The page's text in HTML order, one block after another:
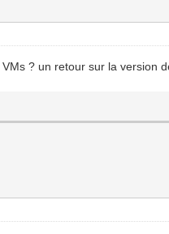
? un retour sur la version